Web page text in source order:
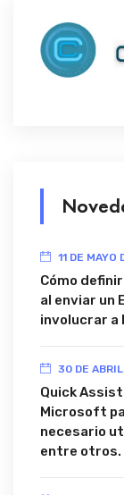
11 DE MAYO
Cómo
al enviar un
involucrar a
30 DE
Quick Assist
Microsoft
necesario
entre otros.